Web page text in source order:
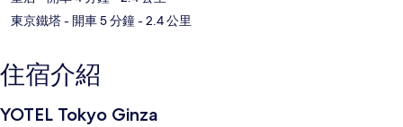
東京鐵塔- 開車 5 分鐘- 2.4 公里
住宿介紹
YOTEL Tokyo Ginza